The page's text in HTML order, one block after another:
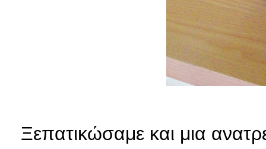
Ξεπατικώσαμε και μια